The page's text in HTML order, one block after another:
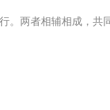
。两者相辅相成，共